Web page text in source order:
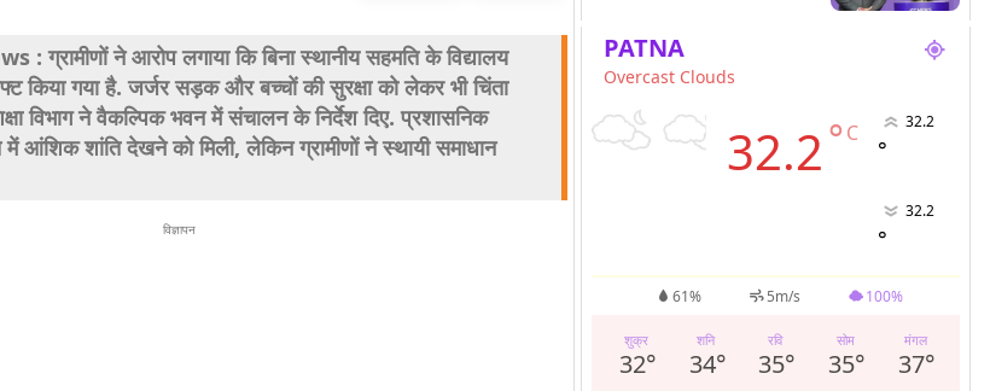
ने आरोप लगाया कि बिना स्थानीय सहमति के विद्यालय
किया गया है. जर्जर सड़क और बच्चों की सुरक्षा को लेकर भी चिंता
विभाग ने वैकल्पिक भवन में संचालन के निर्देश दिए. प्रशासनिक
में आंशिक शांति देखने को मिली, लेकिन ग्रामीणों ने स्थायी समाधान
विज्ञापन
PATNA
Overcast Clouds
32.2° C 32.2
°
32.2
°
61% 5m/s 100%
शुक्र
32°
शनि
34°
रवि
35°
सोम
35°
मंगल
37°